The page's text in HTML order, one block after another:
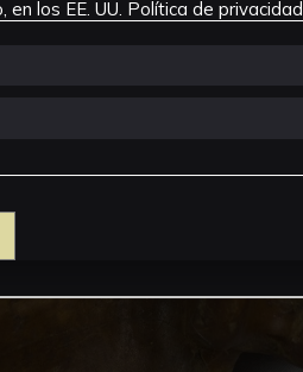
los EE. UU. Política de privacidad